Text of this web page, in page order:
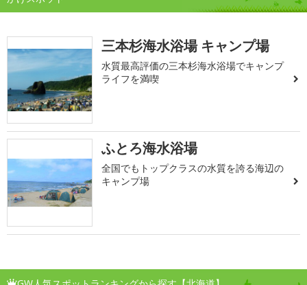
三本杉海水浴場 キャンプ場
水質最高評価の三本杉海水浴場でキャンプ
ライフを満喫
ふとろ海水浴場
全国でもトップクラスの水質を誇る海辺の
キャンプ場